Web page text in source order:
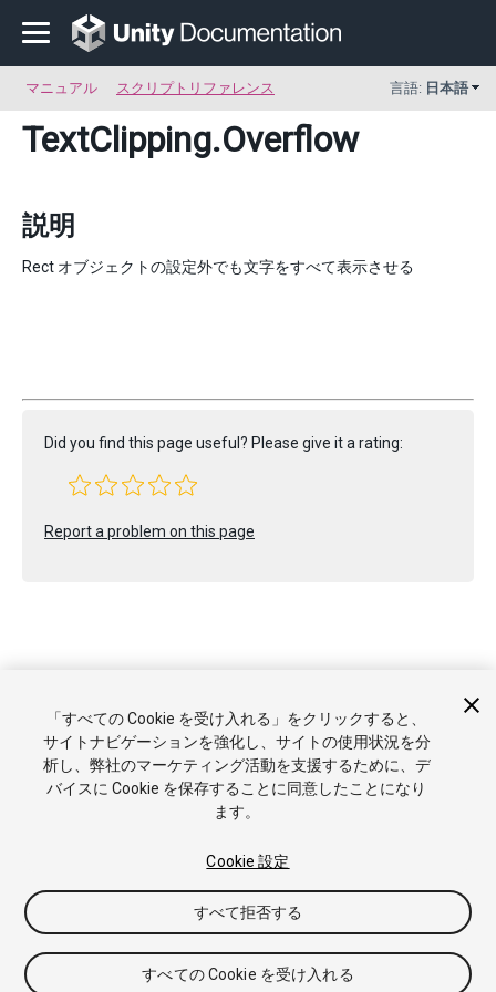
マニュアル スクリプトリファレンス 言語: 日本語
TextClipping.Overflow
説明
Rect オブジェクトの設定外でも文字をすべて表示させる
Did you find this page useful? Please give it a rating:
Report a problem on this page
チュートリアル
Answers ナレッジベース フォーラム
ットストア
商標と利用規約 法律関連
プライバシーポリシー
クッキー
私の個人情報を販売または共有しない
Cookie 優先設定
「すべての Cookie を受け入れる」をクリックすると、
サイトナビゲーションを強化し、サイトの使用状況を分
析し、弊社のマーケティング活動を支援するために、デ
バイスに Cookie を保存することに同意したことになり
ます。
Cookie 設定
すべて拒否する
すべての Cookie を受け入れる